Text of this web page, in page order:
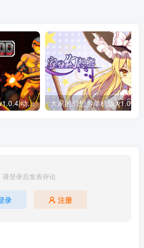
兄弟会/Brotherhood v1.0.4|动作冒险|容量649MB|免安装绿色中文版
请登录后发表评论
录 注册